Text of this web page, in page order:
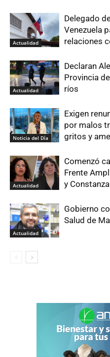
Actualidad
Delegado
Venezuela
relaciones
Actualidad
Declaran
Provincia
ríos
Noticia del Día
Exigen
por malos
gritos y
Actualidad
Comenzó
Frente
y
Actualidad
Gobierno
Salud de